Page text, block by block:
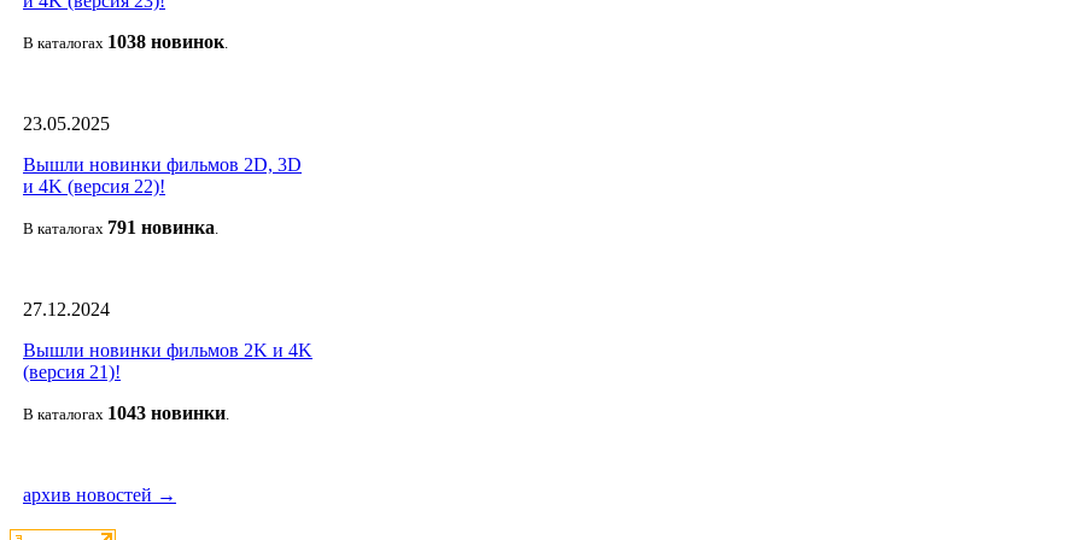
В каталогах 1038 новинок.
23.05.2025
Вышли новинки фильмов 2D, 3D
и 4K (версия 22)!
В каталогах 791 новинка.
27.12.2024
Вышли новинки фильмов 2K и 4K
(версия 21)!
В каталогах 1043 новинки.
архив новостей →